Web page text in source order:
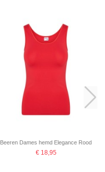
Beeren Dames hemd Elegance Rood
€ 18,95